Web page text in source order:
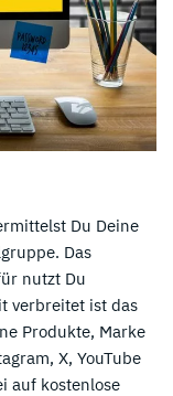
Du Deine
Das
nutzt Du
verbreitet ist das
Produkte, Marke
X, YouTube
auf kostenlose